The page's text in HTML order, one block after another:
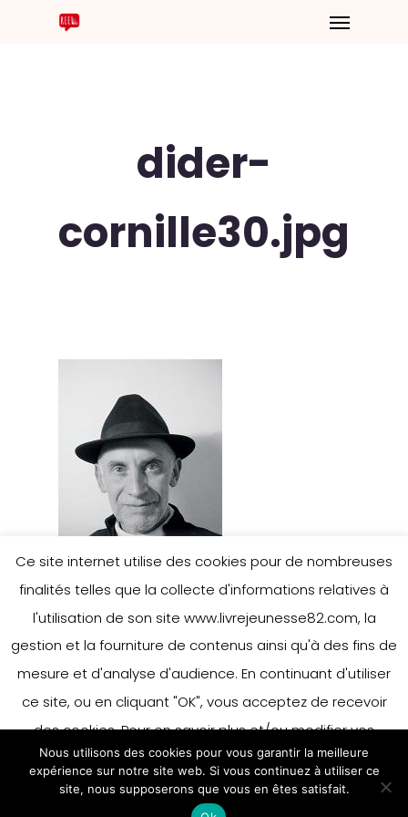
dider-
cornille30.jpg
Leave a Reply
You must belogged into post a
comment.
Ce site internet utilise des cookies pour de nombreuses
finalités telles que la collecte d'informations relatives à
l'utilisation de son site www.livrejeunesse82.com, la
gestion et la fourniture de contenus ainsi qu'à des fins de
mesure et d'analyse d'audience. En continuant d'utiliser
ce site, ou en cliquant "OK", vous acceptez de recevoir
des cookies. Pour en savoir plus et/ou modifier vos
préférences en matière de cookies, merci de vous référer
à notre politique sur les cookies.
Accepter
Nous utilisons des cookies pour vous garantir la meilleure
expérience sur notre site web. Si vous continuez à utiliser ce
site, nous supposerons que vous en êtes satisfait.